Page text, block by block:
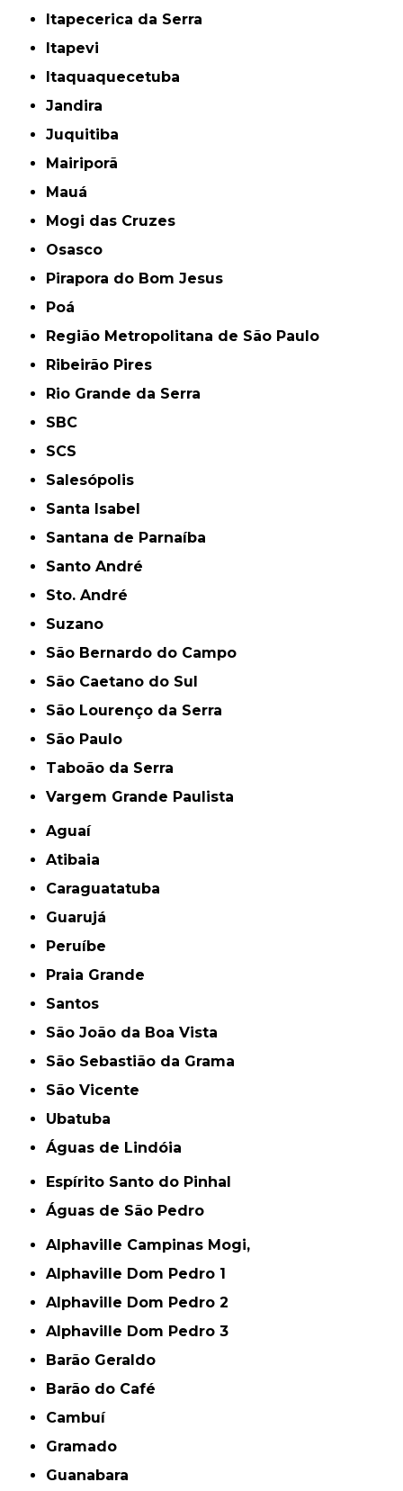
Itapecerica da Serra
Itapevi
Itaquaquecetuba
Jandira
Juquitiba
Mairiporã
Mauá
Mogi das Cruzes
Osasco
Pirapora do Bom Jesus
Poá
Região Metropolitana de São Paulo
Ribeirão Pires
Rio Grande da Serra
SBC
SCS
Salesópolis
Santa Isabel
Santana de Parnaíba
Santo André
Sto. André
Suzano
São Bernardo do Campo
São Caetano do Sul
São Lourenço da Serra
São Paulo
Taboão da Serra
Vargem Grande Paulista
Aguaí
Atibaia
Caraguatatuba
Guarujá
Peruíbe
Praia Grande
Santos
São João da Boa Vista
São Sebastião da Grama
São Vicente
Ubatuba
Águas de Lindóia
Espírito Santo do Pinhal
Águas de São Pedro
Alphaville Campinas Mogi,
Alphaville Dom Pedro 1
Alphaville Dom Pedro 2
Alphaville Dom Pedro 3
Barão Geraldo
Barão do Café
Cambuí
Gramado
Guanabara